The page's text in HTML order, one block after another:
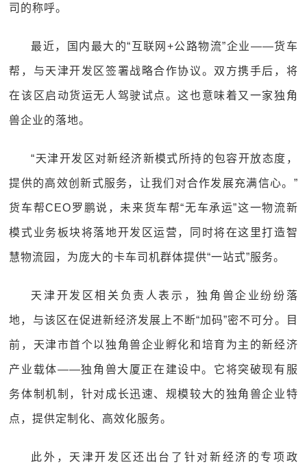
司的称呼。
最近，国内最大的“互联网+公路物流”企业——货车
帮，与天津开发区签署战略合作协议。双方携手后，将
在该区启动货运无人驾驶试点。这也意味着又一家独角
兽企业的落地。
“天津开发区对新经济新模式所持的包容开放态度，
提供的高效创新式服务，让我们对合作发展充满信心。”
货车帮CEO罗鹏说，未来货车帮“无车承运”这一物流新
模式业务板块将落地开发区运营，同时将在这里打造智
慧物流园，为庞大的卡车司机群体提供“一站式”服务。
天津开发区相关负责人表示，独角兽企业纷纷落
地，与该区在促进新经济发展上不断“加码”密不可分。目
前，天津市首个以独角兽企业孵化和培育为主的新经济
产业载体——独角兽大厦正在建设中。它将突破现有服
务体制机制，针对成长迅速、规模较大的独角兽企业特
点，提供定制化、高效化服务。
此外，天津开发区还出台了针对新经济的专项政